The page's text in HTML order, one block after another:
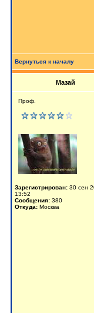
Вернуться к началу
Мазай
Проф.
Зарегистрирован: 30 сен
13:52
Сообщения: 380
Откуда: Москва